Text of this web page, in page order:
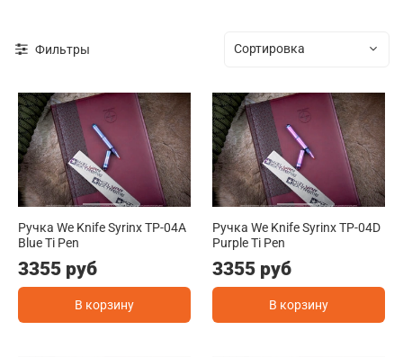
Фильтры
Ручка We Knife Syrinx TP-04A
Blue Ti Pen
3355 руб
В корзину
Ручка We Knife Syrinx TP-04D
Purple Ti Pen
3355 руб
В корзину